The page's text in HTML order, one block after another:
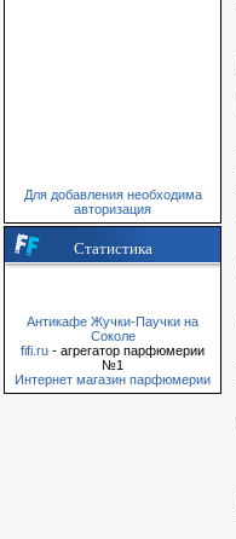
Для добавления необходима
авторизация
Статистика
Антикафе Жучки-Паучки на
Соколе
fifi.ru - агрегатор парфюмерии
№1
Интернет магазин парфюмерии